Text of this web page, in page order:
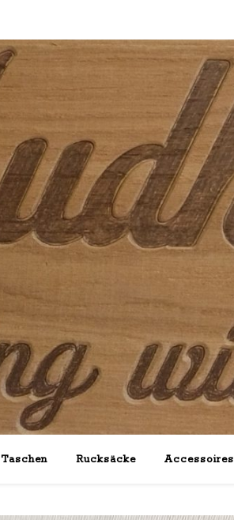
Taschen Rucksäcke Accessoires